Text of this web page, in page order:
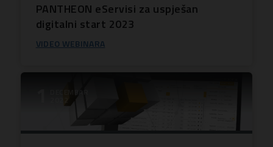
PANTHEON eServisi za uspješan
digitalni start 2023
VIDEO WEBINARA